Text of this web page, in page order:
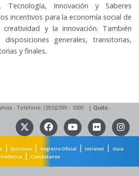
Tecnología, Innovación y Saberes
incentivos para la economía social de
y la innovación. También
generales, transitorias,
y finales.
· Teléfono: (593)2399 - 1000 | Quito ·
| Ejecutivo| Registro Oficial | Intranet|
Guía
| Contáctanos